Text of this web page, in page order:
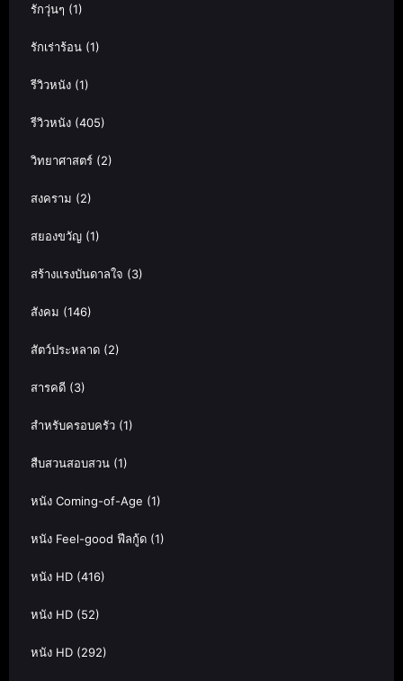
รักวุ่นๆ (1)
รักเร่าร้อน (1)
รีวิวหนัง (1)
รีวิวหนัง (405)
วิทยาศาสตร์ (2)
สงคราม (2)
สยองขวัญ (1)
สร้างแรงบันดาลใจ (3)
สังคม (146)
สัตว์ประหลาด (2)
สารคดี (3)
สำหรับครอบครัว (1)
สืบสวนสอบสวน (1)
หนัง Coming-of-Age (1)
หนัง Feel-good ฟีลกู้ด (1)
หนัง HD (416)
หนัง HD (52)
หนัง HD (292)